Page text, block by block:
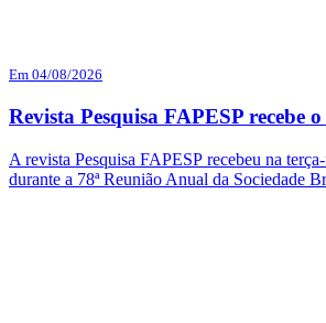
Em 04/08/2026
Revista Pesquisa FAPESP recebe
A revista Pesquisa FAPESP recebeu na
durante a 78ª Reunião Anual da Sociedade